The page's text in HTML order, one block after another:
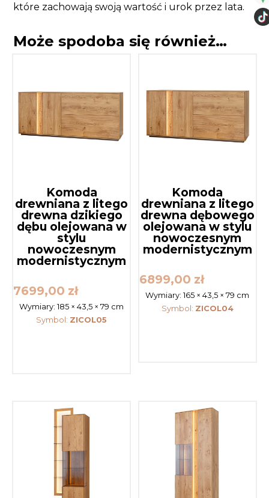
które zachowają swoją wartość i urok przez lata.
Może spodoba się również…
Komoda
drewniana z litego
drewna dzikiego
dębu olejowana w
stylu
nowoczesnym
modernistycznym
7699,00 zł
Wymiary:185 × 43,5 × 79 cm
Symbol: ZICOL05
Komoda
drewniana z litego
drewna dębowego
olejowana w stylu
nowoczesnym
modernistycznym
6899,00 zł
Wymiary:165 × 43,5 × 79 cm
Symbol: ZICOL04